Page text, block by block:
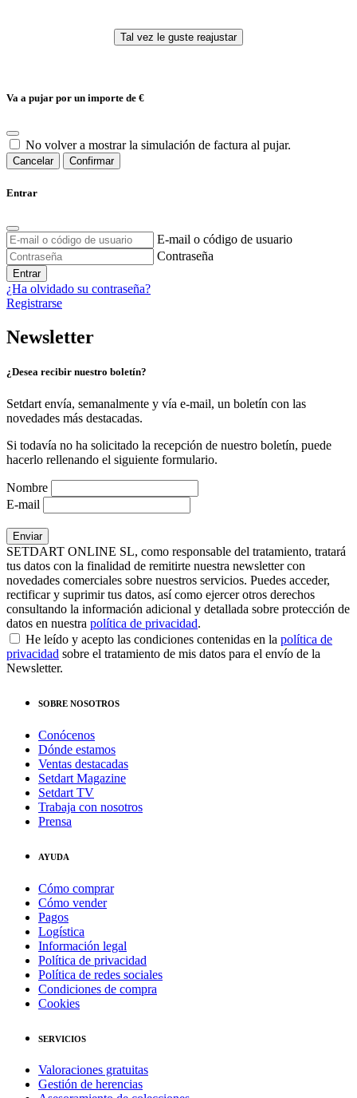
Va a pujar por un importe de €
No volver a mostrar la simulación de factura al pujar.
Cancelar Confirmar
Entrar
E-mail o código de usuario
Contraseña
Entrar
¿Ha olvidado su contraseña?
Registrarse
Newsletter
¿Desea recibir nuestro boletín?
Setdart envía, semanalmente y vía e-mail, un boletín con las
novedades más destacadas.
Si todavía no ha solicitado la recepción de nuestro boletín, puede
hacerlo rellenando el siguiente formulario.
Nombre
E-mail
SETDART ONLINE SL, como responsable del tratamiento, tratará
tus datos con la finalidad de remitirte nuestra newsletter con
novedades comerciales sobre nuestros servicios. Puedes acceder,
rectificar y suprimir tus datos, así como ejercer otros derechos
consultando la información adicional y detallada sobre protección de
datos en nuestra política de privacidad.
He leído y acepto las condiciones contenidas en la política de
privacidad sobre el tratamiento de mis datos para el envío de la
Newsletter.
SOBRE NOSOTROS
Conócenos
Dónde estamos
Ventas destacadas
Setdart Magazine
Setdart TV
Trabaja con nosotros
Prensa
AYUDA
Cómo comprar
Cómo vender
Pagos
Logística
Información legal
Política de privacidad
Política de redes sociales
Condiciones de compra
Cookies
SERVICIOS
Valoraciones gratuitas
Gestión de herencias